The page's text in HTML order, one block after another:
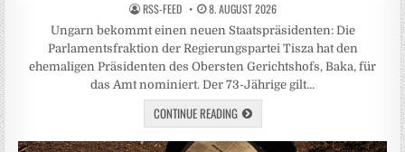
RSS-FEED 8. AUGUST 2026
Ungarn bekommt einen neuen Staatspräsidenten: Die
Parlamentsfraktion der Regierungspartei Tisza hat den
ehemaligen Präsidenten des Obersten Gerichtshofs, Baka, für
das Amt nominiert. Der 73-Jährige gilt…
CONTINUE READING